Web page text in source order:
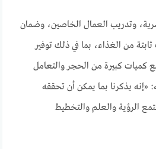
وتدريب العمال الخاصين، وضمان
من الغذاء، بما في ذلك توفير
كميات كبيرة من الحجر والتعامل
«إنه يذكرنا بما يمكن أن تحققه
الرؤية والعلم والتخطيط